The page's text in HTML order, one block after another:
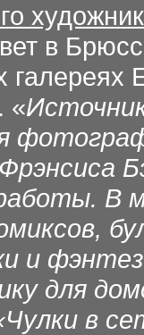
в
«
В
и
для
в